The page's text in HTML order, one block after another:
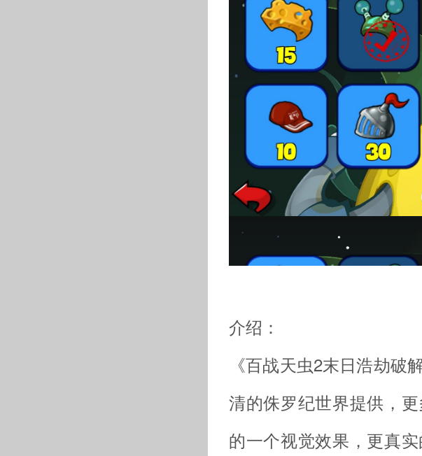
介绍：
《百战天虫2末日浩劫破
清的侏罗纪世界提供，
的一个视觉效果，更真